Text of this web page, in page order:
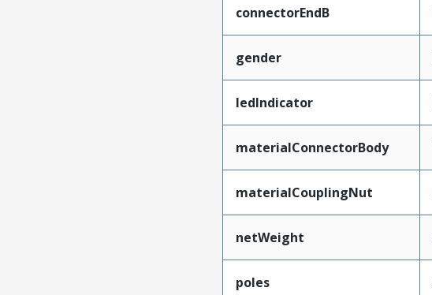
connectorEndB
gender
ledIndicator
materialConnectorBody
materialCouplingNut
netWeight
poles